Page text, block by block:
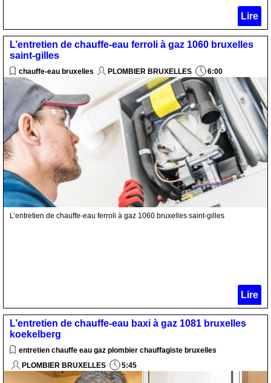
Lire
L’entretien de chauffe-eau ferroli à gaz 1060 bruxelles
saint-gilles
chauffe-eau bruxelles PLOMBIER BRUXELLES 6:00
L’entretien de chauffe-eau ferroli à gaz 1060 bruxelles saint-gilles
Lire
L’entretien de chauffe-eau baxi à gaz 1081 bruxelles
koekelberg
entretien chauffe eau gaz plombier chauffagiste bruxelles
PLOMBIER BRUXELLES
5:45